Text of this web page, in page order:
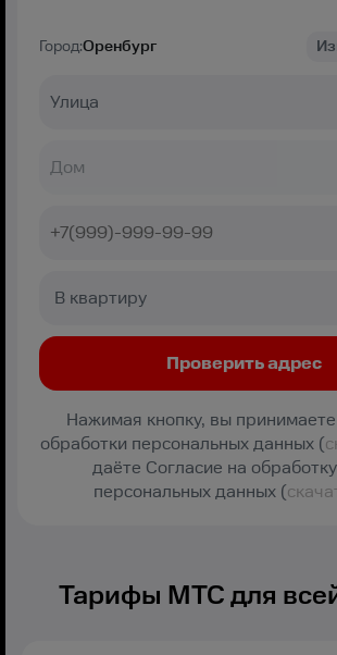
Город:Оренбург
Нажимая кнопку, вы
обработки персональных данных (
даёте Согласие на
персональных данных (
Тарифы МТС для